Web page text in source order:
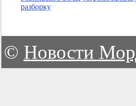
разборку
© Новости